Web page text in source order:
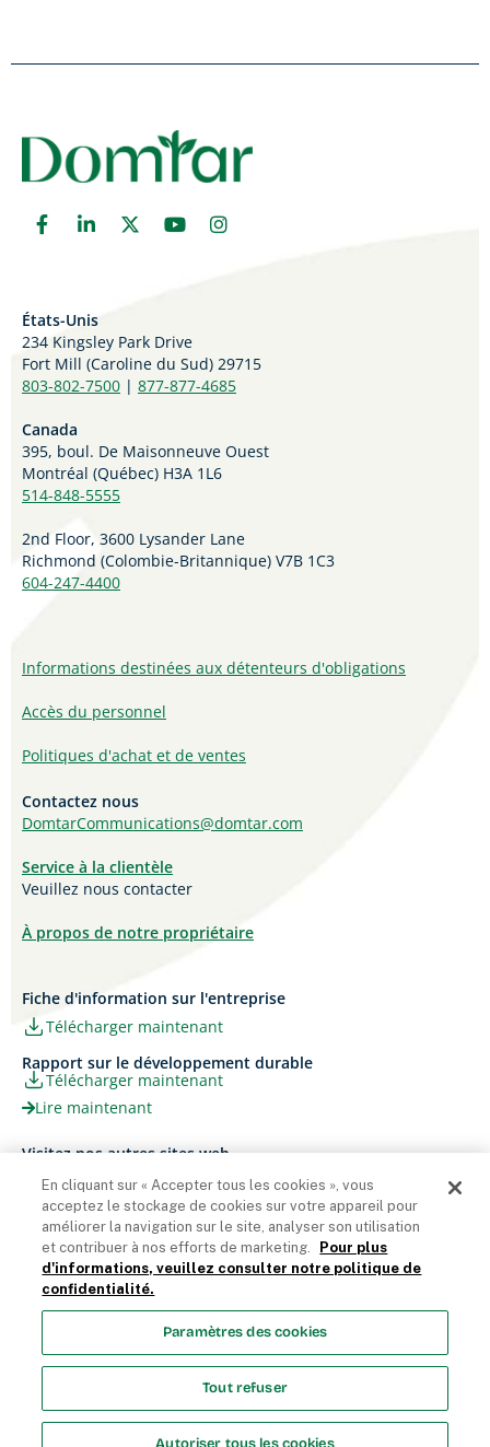
États-Unis
234 Kingsley Park Drive
Fort Mill (Caroline du Sud) 29715
803-802-7500 | 877-877-4685
Canada
395, boul. De Maisonneuve Ouest
Montréal (Québec) H3A 1L6
514-848-5555
2nd Floor, 3600 Lysander Lane
Richmond (Colombie-Britannique) V7B 1C3
604-247-4400
Informations destinées aux détenteurs d'obligations
Accès du personnel
Politiques d'achat et de ventes
Contactez nous
DomtarCommunications@domtar.com
Service à la clientèle
Veuillez nous contacter
À propos de notre propriétaire
Fiche d'information sur l'entreprise
Télécharger maintenant
Rapport sur le développement durable
Télécharger maintenant
Lire maintenant
Visitez nos autres sites web
Carrières
Ariva
Papier Xerox® Canada
Xerox® Paper USA
Domtar Corporation 2025. Tous droits réservés.
Termes et Conditions
Politique de vie privée
Énoncé sur
Accès employés Liste des cookies
Paramètres des cookies
En cliquant sur « Accepter tous les cookies », vous
acceptez le stockage de cookies sur votre appareil pour
améliorer la navigation sur le site, analyser son utilisation
et contribuer à nos efforts de marketing.
Pour plus
d'informations, veuillez consulter notre politique de
confidentialité.
Paramètres des cookies
Tout refuser